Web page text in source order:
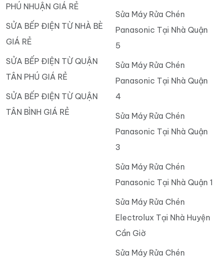
PHÚ NHUẬN GIÁ RẺ
SỬA BẾP ĐIỆN TỪ NHÀ BÈ
GIÁ RẺ
SỬA BẾP ĐIỆN TỪ QUẬN
TÂN PHÚ GIÁ RẺ
SỬA BẾP ĐIỆN TỪ QUẬN
TÂN BÌNH GIÁ RẺ
Sửa Máy Rửa Chén
Panasonic Tại Nhà Quận
5
Sửa Máy Rửa Chén
Panasonic Tại Nhà Quận
4
Sửa Máy Rửa Chén
Panasonic Tại Nhà Quận
3
Sửa Máy Rửa Chén
Panasonic Tại Nhà Quận 1
Sửa Máy Rửa Chén
Electrolux Tại Nhà Huyện
Cần Giờ
Sửa Máy Rửa Chén